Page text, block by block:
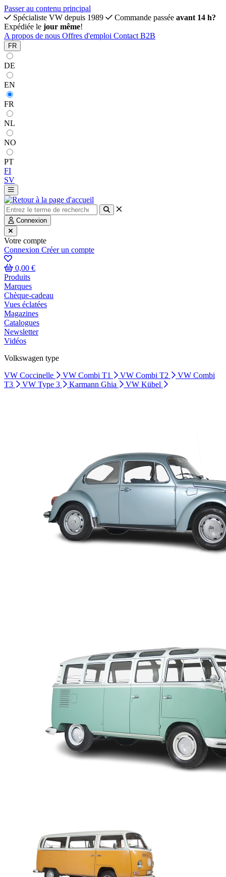
Passer au contenu principal
Spécialiste VW depuis 1989
Commande passée avant 14 h?
Expédiée le jour même!
A propos de nous Offres d'emploi Contact B2B
FR
DE
EN
FR
NL
NO
PT
FI
SV
Connexion
Votre compte
Connexion Créer un compte
0,00 €
Produits
Marques
Chèque-cadeau
Vues éclatées
Magazines
Catalogues
Newsletter
Vidéos
Volkswagen type
VW Coccinelle
VW Combi T1 VW Combi T2
VW Combi
T3
VW Type 3 Karmann Ghia VW Kübel